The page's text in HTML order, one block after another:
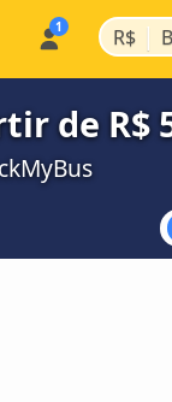
R$ |
de R$